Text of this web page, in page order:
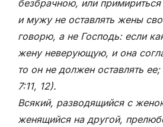
безбрачною, или
и мужу не оставлять жены
говорю, а не Господь: если
жену неверующую, и она
то он не должен оставлять
7:11, 12).
Всякий, разводящийся с
женящийся на другой,